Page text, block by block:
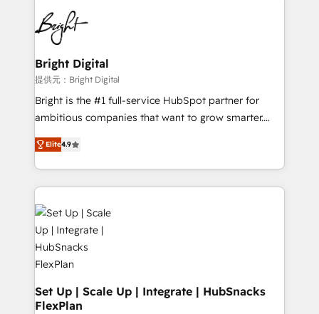
HubSpot COS Performance Award 🏆2014 HubSpot
COS Design Award 🏆2013 HubSpot Marketplace
Partner 📆Founded in 1997
lasting impact. We specialize in: • Turnkey and end-
to-end HubSpot implementations • Onboarding for
Sales, Service, Marketing & Content Hubs • AI voice
and chat agents, predictive automation, and smart
workflows • Salesforce + HubSpot integration •
RevOps and AI-driven sales enablement • Website
design and CMS development • ERP integration: SAP,
and CRM migration from any platform •
Client/member portals built on HubSpot • Custom
WooCommerce, BuilderTrend, and more Experience
the difference — reach out to see how AI + HubSpot
can transform your business.
Bright Digital
提供元：Bright Digital
Bright is the #1 full-service HubSpot partner for
ambitious companies that want to grow smarter.
From HubSpot onboarding, to training, from
developing a new website to lead generation and
digital marketing; we do it all (and with great
results)! In short, our services include: - HubSpot
consultancy: onboarding, training, data migration -
HubSpot development: websites, custom modules,
integrations - Marketing & sales solutions: digital
marketing, advertising, campaigns, content and
design We connect people, data and technology to
improve customer experiences. With our bright
people, exciting ideas and can-do mentality, we
Elite4.9
Set Up | Scale Up | Integrate | HubSnacks
FlexPlan